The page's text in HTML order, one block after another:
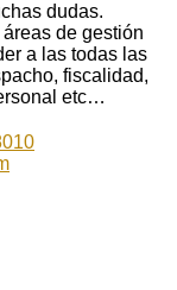
dudas.
de gestión
a las todas las
fiscalidad,
etc…